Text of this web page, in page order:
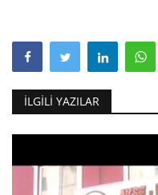
İLGILI YAZILAR